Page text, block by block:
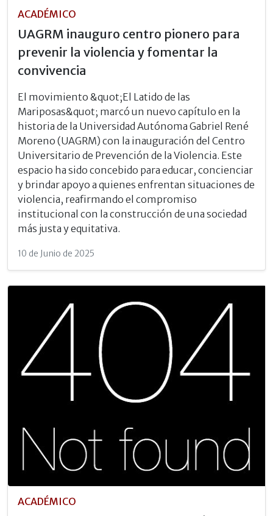
ACADÉMICO
UAGRM inauguro centro pionero para
prevenir la violencia y fomentar la
convivencia
El movimiento &quot;El Latido de las
Mariposas&quot; marcó un nuevo capítulo en la
historia de la Universidad Autónoma Gabriel René
Moreno (UAGRM) con la inauguración del Centro
Universitario de Prevención de la Violencia. Este
espacio ha sido concebido para educar, concienciar
y brindar apoyo a quienes enfrentan situaciones de
violencia, reafirmando el compromiso
institucional con la construcción de una sociedad
más justa y equitativa.
10 de Junio de 2025
ACADÉMICO